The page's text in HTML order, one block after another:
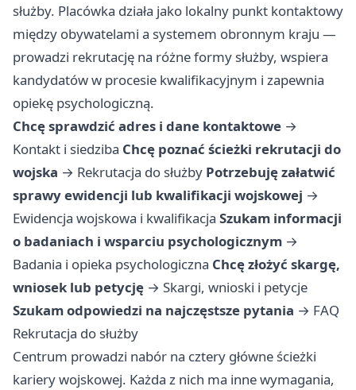
służby. Placówka działa jako lokalny punkt kontaktowy
między obywatelami a systemem obronnym kraju —
prowadzi rekrutację na różne formy służby, wspiera
kandydatów w procesie kwalifikacyjnym i zapewnia
opiekę psychologiczną.
Chcę sprawdzić adres i dane kontaktowe →
Kontakt i siedziba Chcę poznać ścieżki rekrutacji do
wojska → Rekrutacja do służby Potrzebuję załatwić
sprawy ewidencji lub kwalifikacji wojskowej →
Ewidencja wojskowa i kwalifikacja Szukam informacji
o badaniach i wsparciu psychologicznym →
Badania i opieka psychologiczna Chcę złożyć skargę,
wniosek lub petycję → Skargi, wnioski i petycje
Szukam odpowiedzi na najczęstsze pytania → FAQ
Rekrutacja do służby
Centrum prowadzi nabór na cztery główne ścieżki
kariery wojskowej. Każda z nich ma inne wymagania,